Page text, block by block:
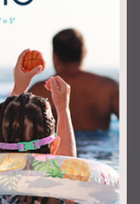
созданный
чувствовать